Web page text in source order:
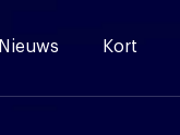
Nieuws Kort